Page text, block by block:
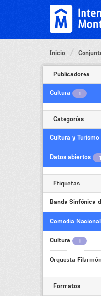
Inicio
Publicadores
Cultura 1
Categorías
Cultura y Turismo
Datos abiertos 1
Etiquetas
Banda Sinfónica
Comedia Nacional
Cultura 1
Orquesta
Formatos